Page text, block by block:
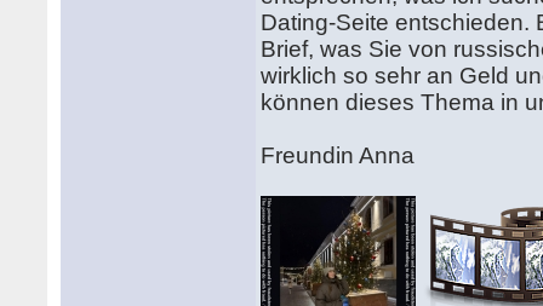
Dating-Seite entschieden.
Brief, was Sie von
wirklich so sehr an Geld
können dieses Thema in
Freundin Anna